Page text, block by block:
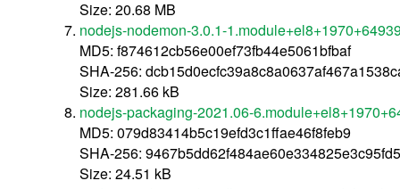
Size: 20.68 MB
nodejs-nodemon-3.0.1-
MD5: f874612cb56e00ef73fb44e5061bfbaf
SHA-256:
Size: 281.66 kB
nodejs-packaging-2021.06-
MD5: 079d83414b5c19efd3c1ffae46f8feb9
SHA-256:
Size: 24.51 kB